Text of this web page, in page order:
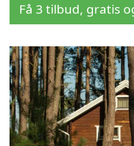
Få 3 tilbud, gratis